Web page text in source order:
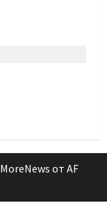
MoreNews от AF